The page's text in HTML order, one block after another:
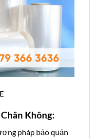
Không:
pháp bảo quản